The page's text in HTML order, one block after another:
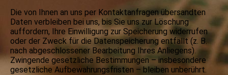
Die von Ihnen an uns per Kontaktanfragen übersandten
Daten verbleiben bei uns, bis Sie uns zur Löschung
auffordern, Ihre Einwilligung zur Speicherung widerrufen
oder der Zweck für die Datenspeicherung entfällt (z. B.
nach abgeschlossener Bearbeitung Ihres Anliegens).
Zwingende gesetzliche Bestimmungen – insbesondere
gesetzliche Aufbewahrungsfristen – bleiben unberührt.